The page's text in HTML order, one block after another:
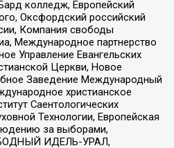
колледж, Европейский
Оксфордский российский
Компания свободы
Международное партнерство
Управление Евангельских
Церкви, Новое
Заведение Международный
христианское
Саентологических
Технологии, Европейская
за выборами,
ИДЕЛЬ-УРАЛ,